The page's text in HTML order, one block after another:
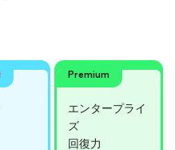
Premium
エンタープライ
ズ
回復力